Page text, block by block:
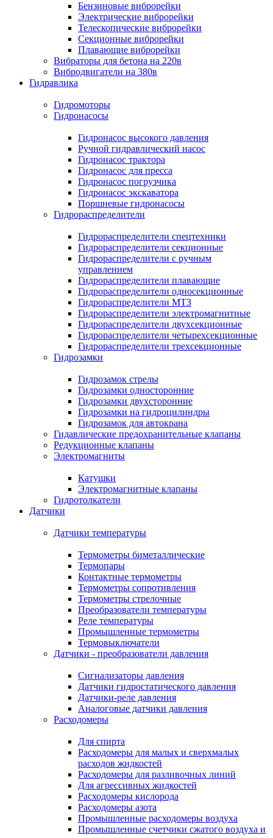
Бензиновые виброрейки
Электрические виброрейки
Телескопические виброрейки
Секционные виброрейки
Плавающие виброрейки
Вибраторы для бетона на 220в
Вибродвигатели на 380в
Гидравлика
Гидромоторы
Гидронасосы
Гидронасос высокого давления
Ручной гидравлический насос
Гидронасос трактора
Гидронасос для пресса
Гидронасос погрузчика
Гидронасос экскаватора
Поршневые гидронасосы
Гидрораспределители
Гидрораспределители спецтехники
Гидрораспределители секционные
Гидрораспределители с ручным
управлением
Гидрораспределители плавающие
Гидрораспределители односекционные
Гидрораспределители МТЗ
Гидрораспределители электромагнитные
Гидрораспределители двухсекционные
Гидрораспределители четырехсекционные
Гидрораспределители трехсекционные
Гидрозамки
Гидрозамок стрелы
Гидрозамки односторонние
Гидрозамки двухсторонние
Гидрозамки на гидроцилиндры
Гидрозамок для автокрана
Гидавлические предохранительные клапаны
Редукционные клапаны
Электромагниты
Катушки
Электромагнитные клапаны
Гидротолкатели
Датчики
Датчики температуры
Термометры биметаллические
Термопары
Контактные термометры
Термометры сопротивления
Термометры стрелочные
Преобразователи температуры
Реле температуры
Промышленные термометры
Термовыключатели
Датчики - преобразователи давления
Сигнализаторы давления
Датчики гидростатического давления
Датчики-реле давления
Аналоговые датчики давления
Расходомеры
Для спирта
Расходомеры для малых и сверхмалых
расходов жидкостей
Расходомеры для разливочных линий
Для агрессивных жидкостей
Расходомеры кислорода
Расходомеры азота
Промышленные расходомеры воздуха
Промышленные счетчики сжатого воздуха и